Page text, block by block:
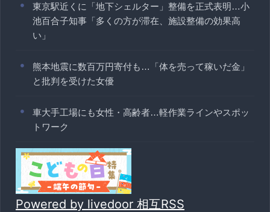
東京駅近くに「地下シェルター」整備を正式表明…小
池百合子知事「多くの方が滞在、施設整備の効果高
い」
熊本地震に数百万円寄付も…「体を売って稼いだ金」
と批判を受けた女優
車大手工場にも女性・高齢者…軽作業ラインやスポッ
トワーク
Powered by livedoor 相互RSS